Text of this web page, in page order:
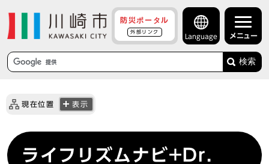
防災ポータル
外部リンク
Language メニュー
検索
現在位置 表示
ライフリズムナビ+Dr.